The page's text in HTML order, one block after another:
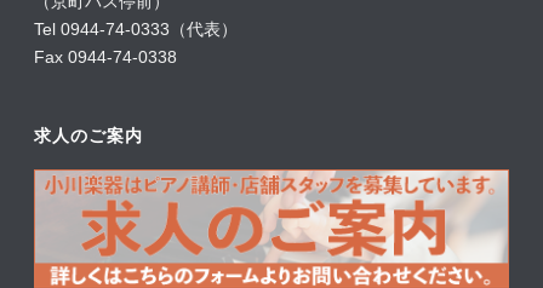
Tel 0944-74-0333（代表）
Fax 0944-74-0338
求人のご案内